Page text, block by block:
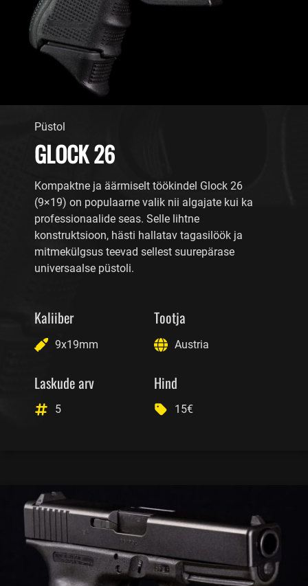
Püstol
GLOCK 26
Kompaktne ja äärmiselt töökindel Glock 26
(9×19) on populaarne valik nii algajate kui ka
professionaalide seas. Selle lihtne
konstruktsioon, hästi hallatav tagasilöök ja
mitmekülgsus teevad sellest suurepärase
universaalse püstoli.
Kaliiber
9x19mm
Tootja
Austria
Laskude arv
5
Hind
15€